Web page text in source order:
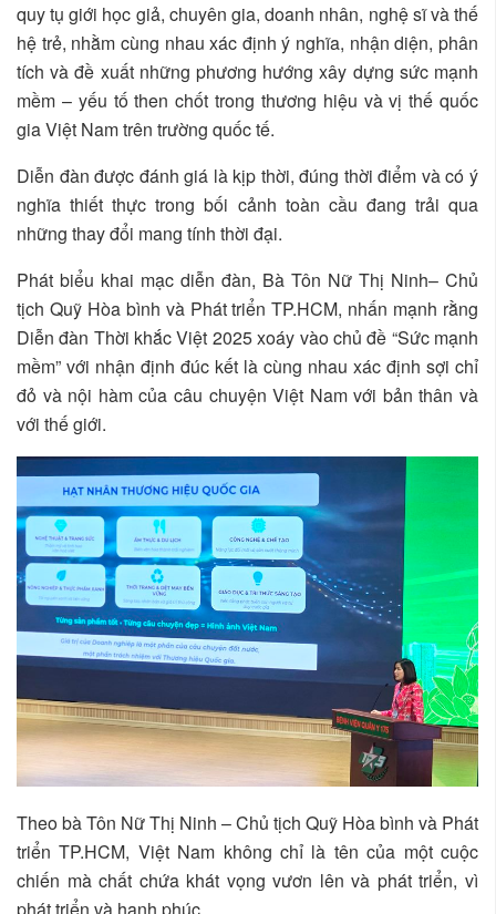
quy tụ giới học giả, chuyên gia, doanh nhân, nghệ sĩ và thế
hệ trẻ, nhằm cùng nhau xác định ý nghĩa, nhận diện, phân
tích và đề xuất những phương hướng xây dựng sức mạnh
mềm – yếu tố then chốt trong thương hiệu và vị thế quốc
gia Việt Nam trên trường quốc tế.
Diễn đàn được đánh giá là kịp thời, đúng thời điểm và có ý
nghĩa thiết thực trong bối cảnh toàn cầu đang trải qua
những thay đổi mang tính thời đại.
Phát biểu khai mạc diễn đàn, Bà Tôn Nữ Thị Ninh– Chủ
tịch Quỹ Hòa bình và Phát triển TP.HCM, nhấn mạnh rằng
Diễn đàn Thời khắc Việt 2025 xoáy vào chủ đề “Sức mạnh
mềm” với nhận định đúc kết là cùng nhau xác định sợi chỉ
đỏ và nội hàm của câu chuyện Việt Nam với bản thân và
với thế giới.
Theo bà Tôn Nữ Thị Ninh – Chủ tịch Quỹ Hòa bình và Phát
triển TP.HCM, Việt Nam không chỉ là tên của một cuộc
chiến mà chất chứa khát vọng vươn lên và phát triển, vì
phát triển và hạnh phúc